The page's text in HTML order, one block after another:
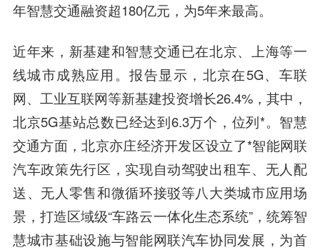
年智慧交通融资超180亿元，为5年来最高。
近年来，新基建和智慧交通已在北京、上海等一
线城市成熟应用。报告显示，北京在5G、车联
网、工业互联网等新基建投资增长26.4%，其中，
北京5G基站总数已经达到6.3万个，位列*。智慧
交通方面，北京亦庄经济开发区设立了*智能网联
汽车政策先行区，实现自动驾驶出租车、无人配
送、无人零售和微循环接驳等八大类城市应用场
景，打造区域级“车路云一体化生态系统”，统筹智
慧城市基础设施与智能网联汽车协同发展，为首